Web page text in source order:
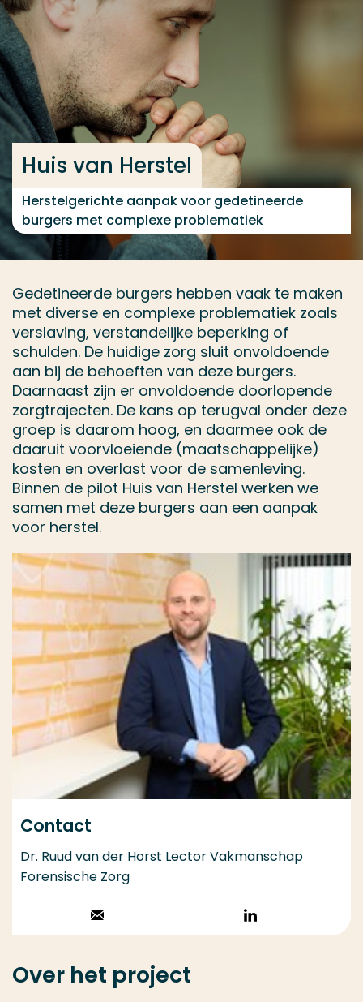
Ga direct naar de content
... > Huis van Herstel
Huis van Herstel
Herstelgerichte aanpak voor gedetineerde
burgers met complexe problematiek
Gedetineerde burgers hebben vaak te maken
met diverse en complexe problematiek zoals
verslaving, verstandelijke beperking of
schulden. De huidige zorg sluit onvoldoende
aan bij de behoeften van deze burgers.
Daarnaast zijn er onvoldoende doorlopende
zorgtrajecten. De kans op terugval onder deze
groep is daarom hoog, en daarmee ook de
daaruit voorvloeiende (maatschappelijke)
kosten en overlast voor de samenleving.
Binnen de pilot Huis van Herstel werken we
samen met deze burgers aan een aanpak
voor herstel.
Contact
Dr. Ruud van der Horst Lector Vakmanschap
Forensische Zorg
Stuur een email
Volg op
LinkedIn
Over het project
Veel gezocht
Opleiding
Contact